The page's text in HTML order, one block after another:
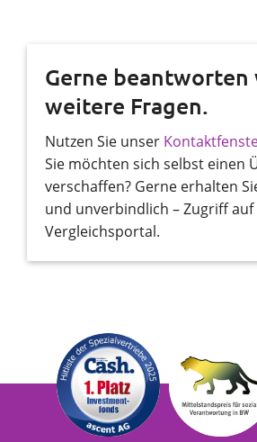
Gerne beantworten
weitere Fragen.
Nutzen Sie unser
Sie möchten sich selbst einen
verschaffen? Gerne erhalten
und unverbindlich – Zugriff
Vergleichsportal.